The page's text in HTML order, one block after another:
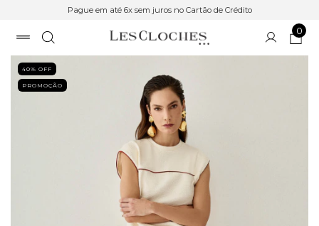
Pague em até 6x sem juros no Cartão de Crédito
0
40% OFF
PROMOÇÃO